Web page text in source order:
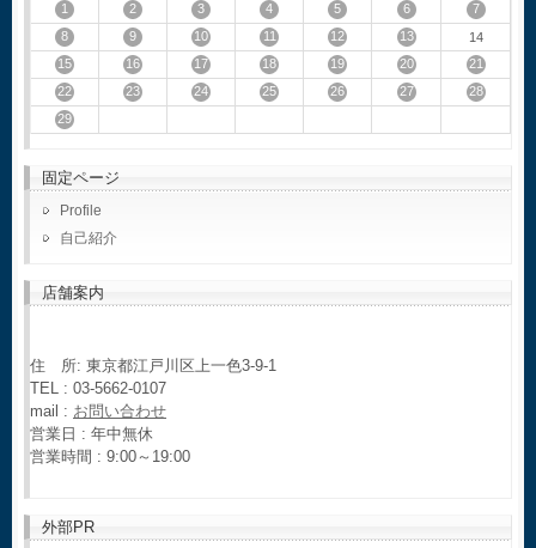
1
2 3 4 5 6
7
8
9 10 11 12 13
14
15
16 17 18 19 20
21
22
23 24 25 26 27
28
29
固定ページ
Profile
自己紹介
店舗案内
住 所: 東京都江戸川区上一色3-9-1
TEL : 03-5662-0107
mail : お問い合わせ
営業日 : 年中無休
営業時間 : 9:00～19:00
外部PR